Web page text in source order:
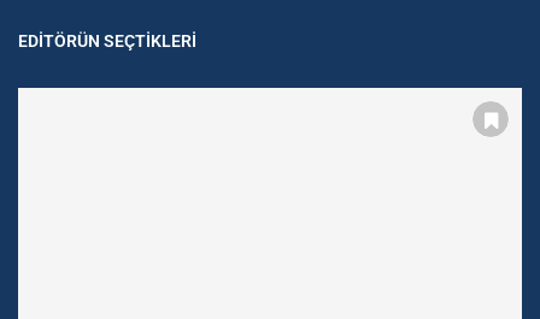
EDITÖRÜN SEÇTIKLERI